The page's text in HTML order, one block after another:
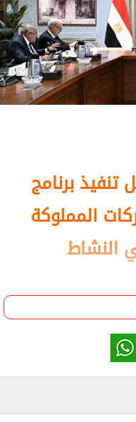
برنامج
المملوكة
النشاط
الوزراء،
خطة إعادة
للدولة، وذلك
إلى تعزيز كفاءة